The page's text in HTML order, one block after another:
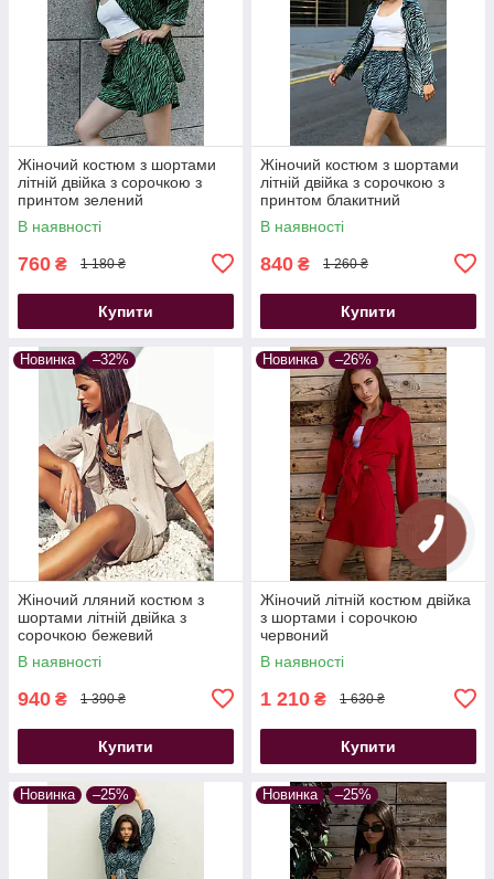
Жіночий костюм з шортами
літній двійка з сорочкою з
принтом зелений
В наявності
760 ₴ 1 180 ₴
Купити
Жіночий костюм з шортами
літній двійка з сорочкою з
принтом блакитний
В наявності
840 ₴ 1 260 ₴
Купити
Новинка –32%
Жіночий лляний костюм з
шортами літній двійка з
сорочкою бежевий
В наявності
940 ₴ 1 390 ₴
Купити
Новинка –26%
Жіночий літній костюм двійка
з шортами і сорочкою
червоний
В наявності
1 210 ₴ 1 630 ₴
Купити
Новинка –25% Новинка –25%